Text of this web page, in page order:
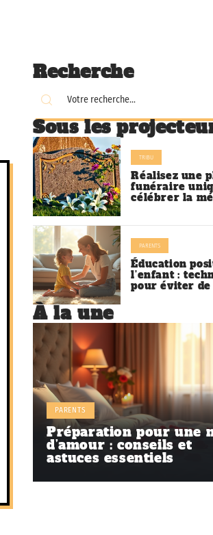
Recherche
Sous les
TRIBU
Réalisez une
funéraire
célébrer la
PARENTS
Éducation
l’enfant :
pour éviter
À la une
PARENTS
Préparation pour une
d’amour : conseils et
astuces essentiels